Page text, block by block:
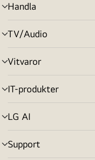
Handla
menyväxling
TV/Audio
menyväxling
Vitvaror
menyväxling
IT-produkter
menyväxling
LG AI
menyväxling
Support
menyväxling